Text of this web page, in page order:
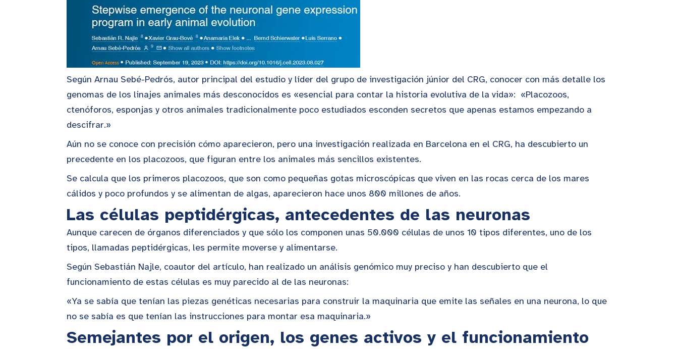
Según Arnau Sebé-Pedrós, autor principal del estudio y líder del grupo de investigación júnior del CRG, conocer con más detalle los
genomas de los linajes animales más desconocidos es «esencial para contar la historia evolutiva de la vida»: «Placozoos,
ctenóforos, esponjas y otros animales tradicionalmente poco estudiados esconden secretos que apenas estamos empezando a
descifrar.»
Aún no se conoce con precisión cómo aparecieron, pero una investigación realizada en Barcelona en el CRG, ha descubierto un
precedente en los placozoos, que figuran entre los animales más sencillos existentes.
Se calcula que los primeros placozoos, que son como pequeñas gotas microscópicas que viven en las rocas cerca de los mares
cálidos y poco profundos y se alimentan de algas, aparecieron hace unos 800 millones de años.
Las células peptidérgicas, antecedentes de las neuronas
Aunque carecen de órganos diferenciados y que sólo los componen unas 50.000 células de unos 10 tipos diferentes, uno de los
tipos, llamadas peptidérgicas, les permite moverse y alimentarse.
Según Sebastián Najle, coautor del artículo, han realizado un análisis genómico muy preciso y han descubierto que el
funcionamiento de estas células es muy parecido al de las neuronas:
«Ya se sabía que tenían las piezas genéticas necesarias para construir la maquinaria que emite las señales en una neurona, lo que
no se sabía es que tenían las instrucciones para montar esa maquinaria.»
Semejantes por el origen, los genes activos y el funcionamiento